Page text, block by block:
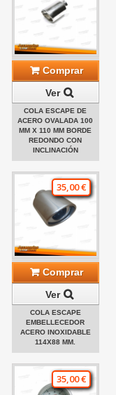
Comprar
Ver
COLA ESCAPE DE
ACERO OVALADA 100
MM X 110 MM BORDE
REDONDO CON
INCLINACIÓN
35,00 €
Comprar
Ver
COLA ESCAPE
EMBELLECEDOR
ACERO INOXIDABLE
114X88 MM.
35,00 €